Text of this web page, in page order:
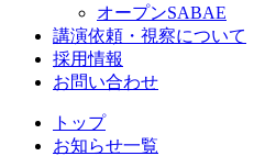
オープンSABAE
講演依頼・視察について
採用情報
お問い合わせ
トップ
お知らせ一覧